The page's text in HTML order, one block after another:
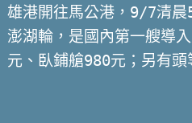
雄港開往馬公港，9/7清晨
澎湖輪，是國內第一艘導
元、臥鋪艙980元；另有